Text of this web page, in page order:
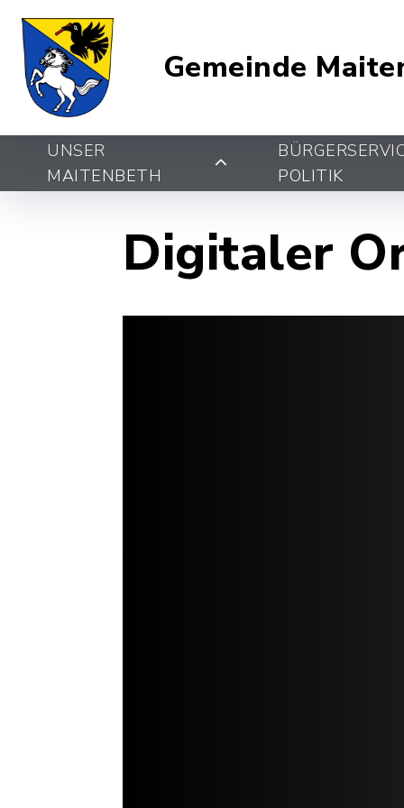
Gemeinde
UNSER
MAITENBETH
POLITIK
Digitaler